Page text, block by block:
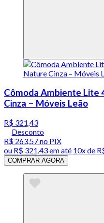
Cômoda Ambiente Lite
Cinza – Móveis Leão
R$ 321,43
Desconto
R$ 263,57no PIX
ou R$ 321,43em até 10x de
COMPRAR AGORA